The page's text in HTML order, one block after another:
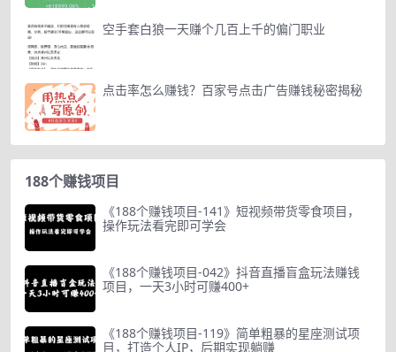
空手套白狼一天赚个几百上千的偏门职业
点击率怎么赚钱？百家号点击广告赚钱秘密揭秘
188个赚钱项目
《188个赚钱项目-141》短视频带货零食项目，
操作玩法看完即可学会
《188个赚钱项目-042》抖音直播盲盒玩法赚钱
项目，一天3小时可赚400+
《188个赚钱项目-119》简单粗暴的星座测试项
目，打造个人IP，后期实现躺赚